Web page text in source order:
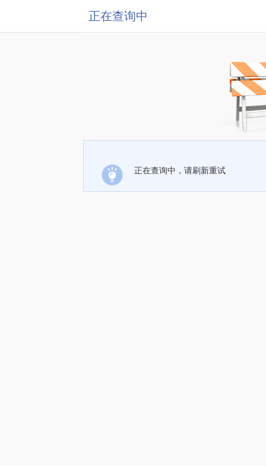
正在查询中
正在查询中，请刷新重试